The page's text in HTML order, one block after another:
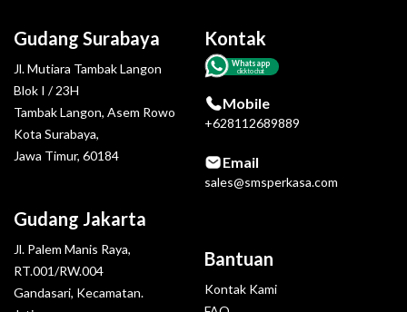
Gudang Surabaya
Jl. Mutiara Tambak Langon
Blok I / 23H
Tambak Langon, Asem Rowo
Kota Surabaya,
Jawa Timur, 60184
Gudang Jakarta
Jl. Palem Manis Raya,
RT.001/RW.004
Gandasari, Kecamatan.
Kontak
Whatsapp
click to chat
Mobile
+628112689889
Email
sales@smsperkasa.com
Bantuan
Kontak Kami